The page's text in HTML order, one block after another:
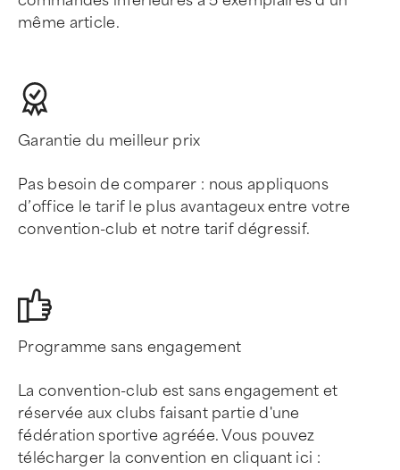
même article.
Garantie du meilleur prix
Pas besoin de comparer : nous appliquons
d’office le tarif le plus avantageux entre votre
convention-club et notre tarif dégressif.
Programme sans engagement
La convention-club est sans engagement et
réservée aux clubs faisant partie d'une
fédération sportive agréée. Vous pouvez
télécharger la convention en cliquant ici :